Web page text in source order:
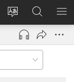
Změnit
jazyk
stránek
Přihlásit
se
(otevřeno
okno)
Hledat
na
JW.ORG